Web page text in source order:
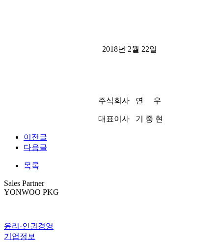
2018년 2월 22일
주식회사 연 우
대표이사 기 중 현
이전글
다음글
목록
Sales Partner
YONWOO PKG
윤리·인권경영
기업정보